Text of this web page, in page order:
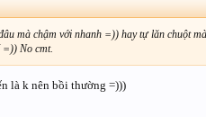
mà chậm với nhanh =)) hay tự lăn chuột
No cmt.
là k nên bồi thường =)))